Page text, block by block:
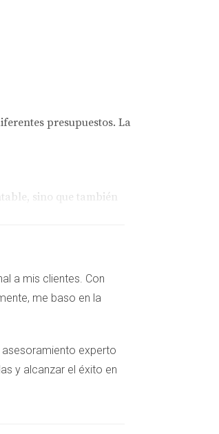
presupuestos. La
sino que también
significativos al
a mis clientes. Con
me baso en la
experto
y alcanzar el éxito en